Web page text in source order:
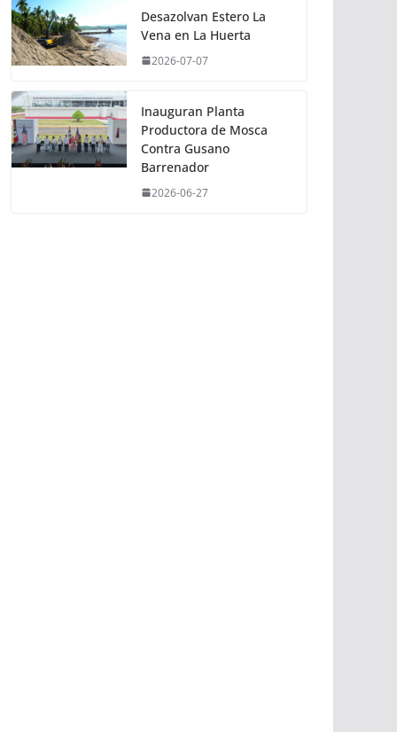
Desazolvan Estero La
Vena en La Huerta
2026-07-07
Inauguran Planta
Productora de Mosca
Contra Gusano
Barrenador
2026-06-27